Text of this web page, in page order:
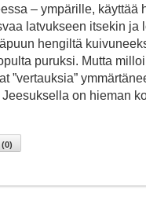
– ympärille, käyttää
latvukseen itsekin ja
hengiltä
puruksi. Mutta
”vertauksia”
on hieman
(0)